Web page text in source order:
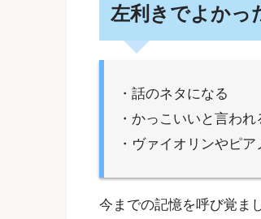
左利きでよかっ
・話のネタになる
・かっこいいと言われ
・ヴァイオリンやピ
今までの記憶を呼び覚ま